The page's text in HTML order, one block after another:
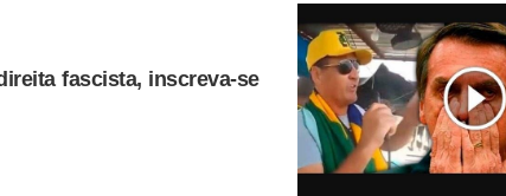
fascista, inscreva-se